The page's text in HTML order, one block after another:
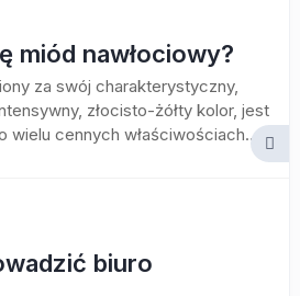
miód nawłociowy?
za swój charakterystyczny,
złocisto-żółty kolor, jest
wielu cennych właściwościach....
biuro